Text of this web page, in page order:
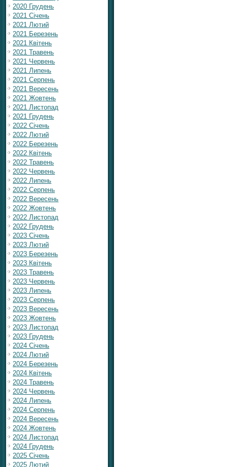
2020 Грудень
2021 Січень
2021 Лютий
2021 Березень
2021 Квітень
2021 Травень
2021 Червень
2021 Липень
2021 Серпень
2021 Вересень
2021 Жовтень
2021 Листопад
2021 Грудень
2022 Січень
2022 Лютий
2022 Березень
2022 Квітень
2022 Травень
2022 Червень
2022 Липень
2022 Серпень
2022 Вересень
2022 Жовтень
2022 Листопад
2022 Грудень
2023 Січень
2023 Лютий
2023 Березень
2023 Квітень
2023 Травень
2023 Червень
2023 Липень
2023 Серпень
2023 Вересень
2023 Жовтень
2023 Листопад
2023 Грудень
2024 Січень
2024 Лютий
2024 Березень
2024 Квітень
2024 Травень
2024 Червень
2024 Липень
2024 Серпень
2024 Вересень
2024 Жовтень
2024 Листопад
2024 Грудень
2025 Січень
2025 Лютий